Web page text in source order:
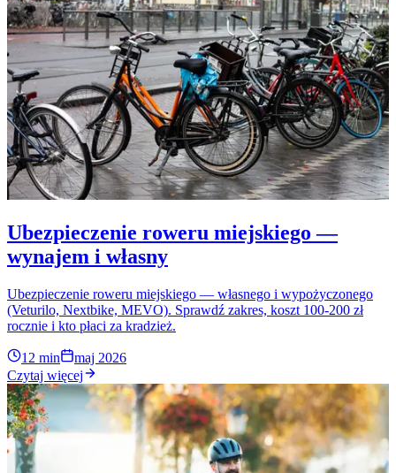
Ubezpieczenie roweru miejskiego —
wynajem i własny
Ubezpieczenie roweru miejskiego — własnego i wypożyczonego
(Veturilo, Nextbike, MEVO). Sprawdź zakres, koszt 100-200 zł
rocznie i kto płaci za kradzież.
12 min
maj 2026
Czytaj więcej